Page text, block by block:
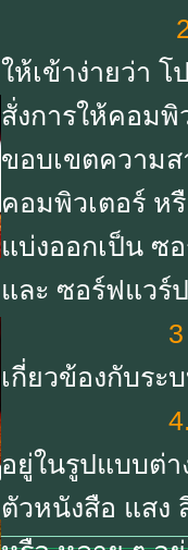
ให้เข้าง่ายว่า
สั่งการให้คอม
ขอบเขตความส
คอมพิวเตอร์ ห
แบ่งออกเป็น ซ
และ ซอร์ฟแวร์
เกี่ยวข้องกับระ
อยู่ในรูปแบบต่า
ตัวหนังสือ แสง